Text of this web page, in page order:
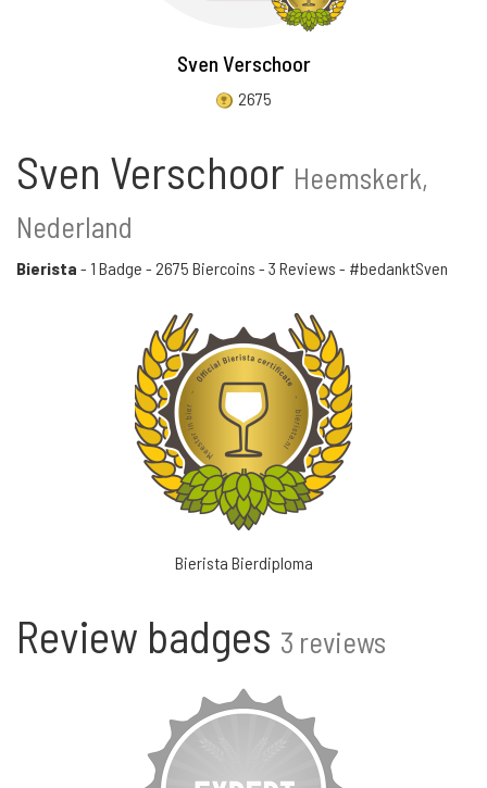
Sven Verschoor
2675
Sven Verschoor Heemskerk,
Nederland
Bierista - 1 Badge - 2675 Biercoins - 3 Reviews - #bedanktSven
Bierista Bierdiploma
Review badges 3 reviews